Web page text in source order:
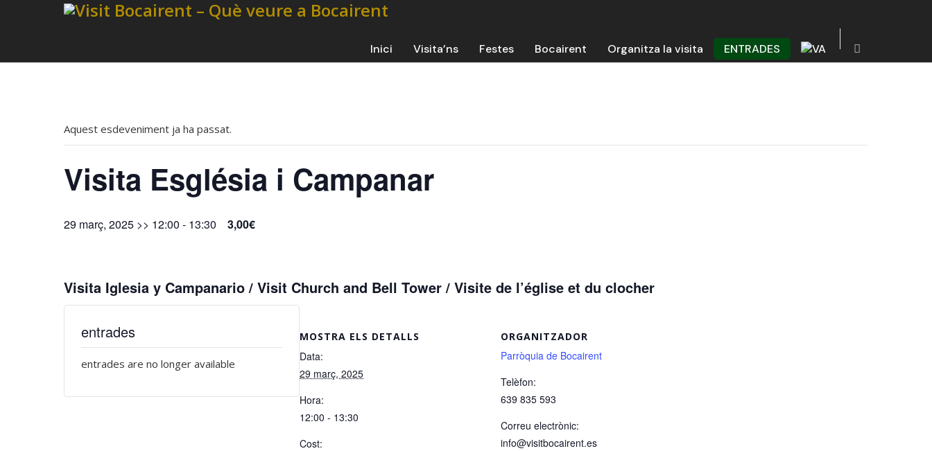
Inici Visita’ns Festes Bocairent Organitza la visita ENTRADES
Aquest esdeveniment ja ha passat.
Visita Església i Campanar
29 març, 2025 >> 12:00 - 13:30 3,00€
Visita Iglesia y Campanario / Visit Church and Bell Tower / Visite de l’église et du clocher
MOSTRA ELS DETALLS
Data:
29 març, 2025
Hora:
12:00 - 13:30
Cost:
ORGANITZADOR
Parròquia de Bocairent
Telèfon:
639 835 593
Correu electrònic:
info@visitbocairent.es
entrades
entrades are no longer available